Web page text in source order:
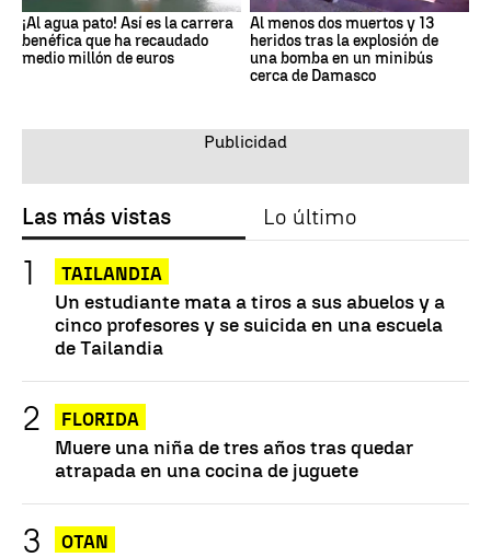
¡Al agua pato! Así es la carrera
benéfica que ha recaudado
medio millón de euros
Al menos dos muertos y 13
heridos tras la explosión de
una bomba en un minibús
cerca de Damasco
Las más vistas Lo último
TAILANDIA
Un estudiante mata a tiros a sus abuelos y a
cinco profesores y se suicida en una escuela
de Tailandia
FLORIDA
Muere una niña de tres años tras quedar
atrapada en una cocina de juguete
OTAN